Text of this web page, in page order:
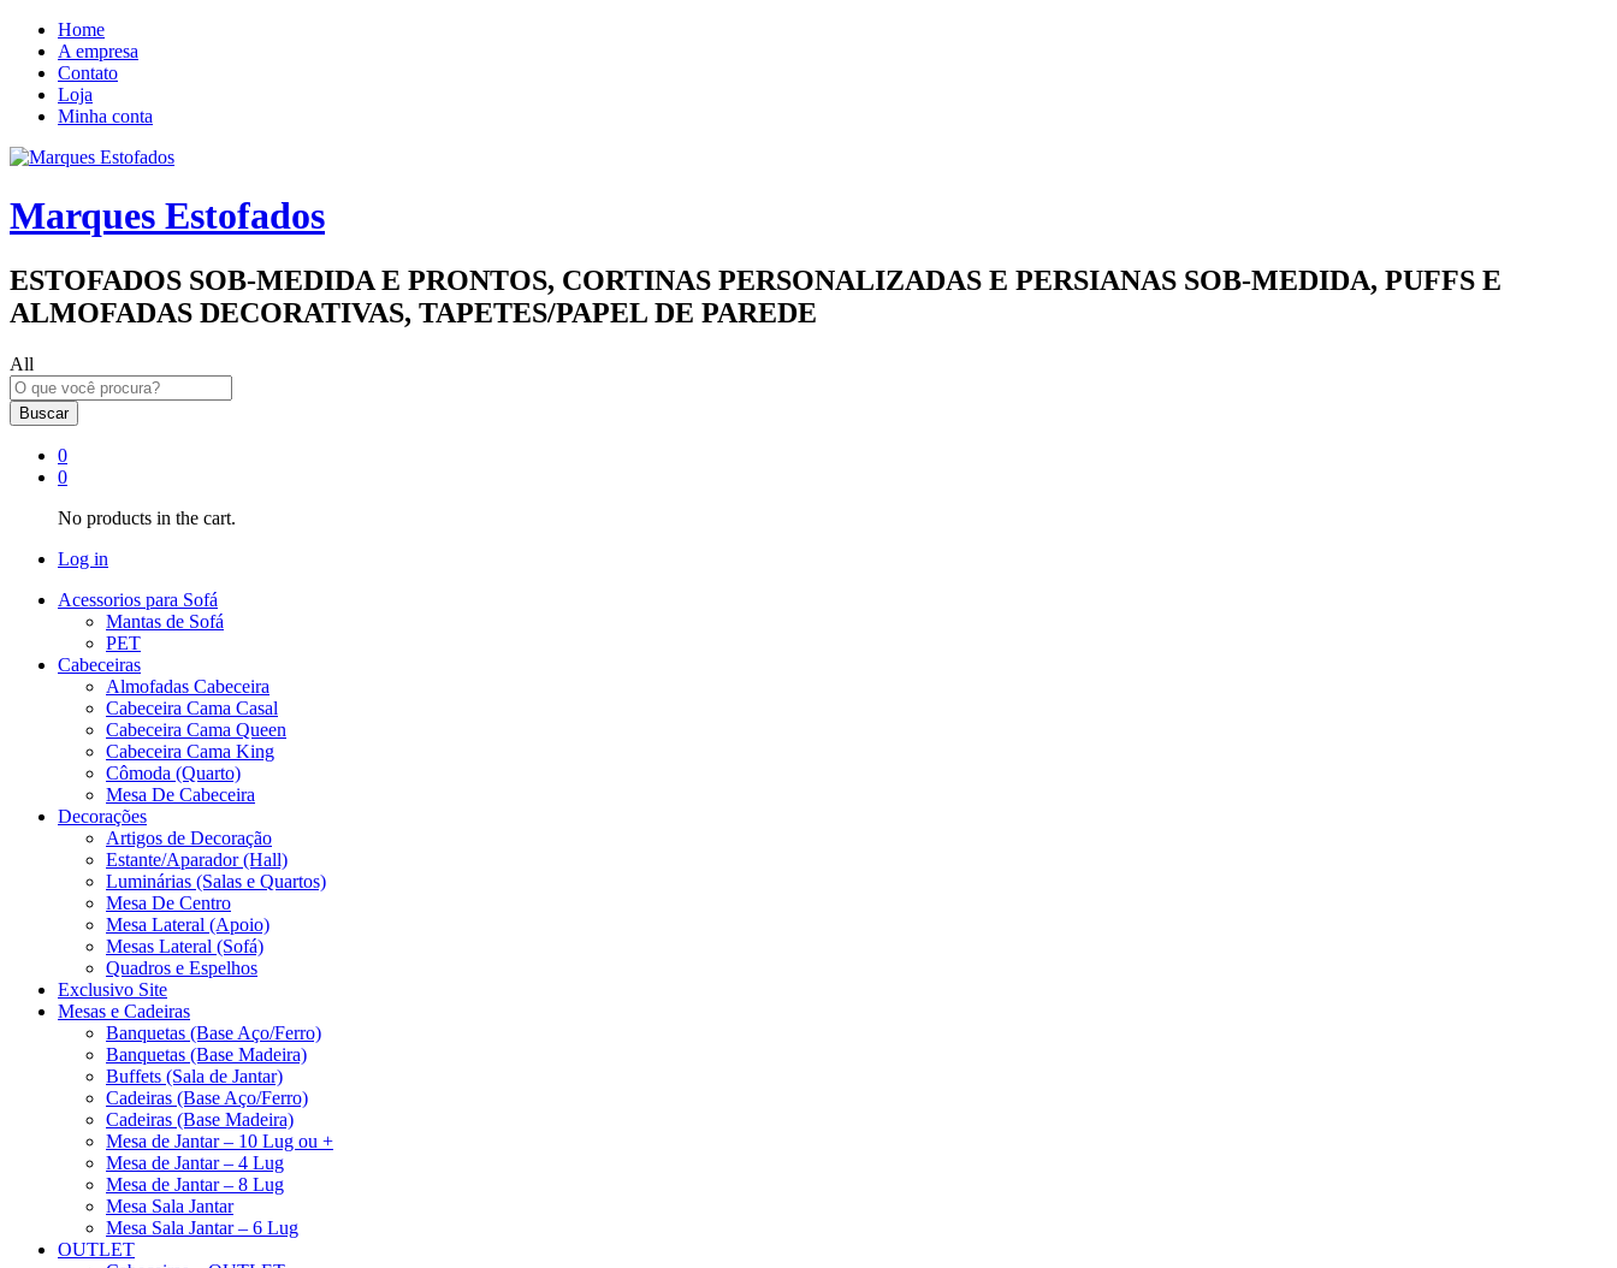
Home
A empresa
Contato
Loja
Minha conta
Marques Estofados
ESTOFADOS SOB-MEDIDA E PRONTOS, CORTINAS PERSONALIZADAS E PERSIANAS SOB-MEDIDA, PUFFS E
ALMOFADAS DECORATIVAS, TAPETES/PAPEL DE PAREDE
All
Buscar
0
0
No products in the cart.
Log in
Acessorios para Sofá
Mantas de Sofá
PET
Cabeceiras
Almofadas Cabeceira
Cabeceira Cama Casal
Cabeceira Cama Queen
Cabeceira Cama King
Cômoda (Quarto)
Mesa De Cabeceira
Decorações
Artigos de Decoração
Estante/Aparador (Hall)
Luminárias (Salas e Quartos)
Mesa De Centro
Mesa Lateral (Apoio)
Mesas Lateral (Sofá)
Quadros e Espelhos
Exclusivo Site
Mesas e Cadeiras
Banquetas (Base Aço/Ferro)
Banquetas (Base Madeira)
Buffets (Sala de Jantar)
Cadeiras (Base Aço/Ferro)
Cadeiras (Base Madeira)
Mesa de Jantar – 10 Lug ou +
Mesa de Jantar – 4 Lug
Mesa de Jantar – 8 Lug
Mesa Sala Jantar
Mesa Sala Jantar – 6 Lug
OUTLET